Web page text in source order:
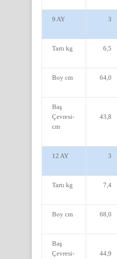
9 AY 3
Tartı kg 6,5
Boy cm 64,0
Baş
Çevresi-
cm
43,8
12 AY 3
Tartı kg 7,4
Boy cm 68,0
Baş
Çevresi-
44,9